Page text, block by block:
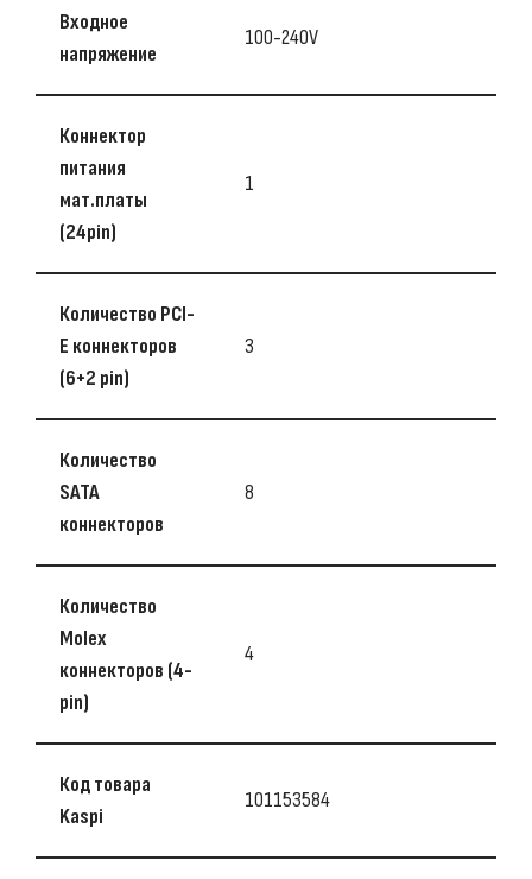
Входное
напряжение
100-240V
Коннектор
питания
мат.платы
(24pin)
1
Количество PCI-
E коннекторов
(6+2 pin)
3
Количество
SATA
коннекторов
8
Количество
Molex
коннекторов (4-
pin)
4
Код товара
Kaspi
101153584